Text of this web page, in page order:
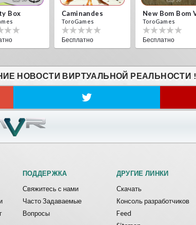
Box Caminandes
ToroGames
Бесплатно
ToroGames
Бесплатно
НОВОСТИ ВИРТУАЛЬНОЙ РЕАЛЬНОСТИ !
ПОДДЕРЖКА
Свяжитесь с нами
Часто Задаваемые
Вопросы
ДРУГИЕ ЛИНКИ
Скачать
Консоль разработчиков
Feed